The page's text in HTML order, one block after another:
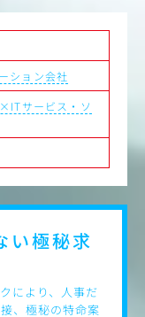
域を一緒に伸ば
中心メンバーと
ション会社
サービス・ソ
い極秘求
により、人事だ
、極秘の特命案